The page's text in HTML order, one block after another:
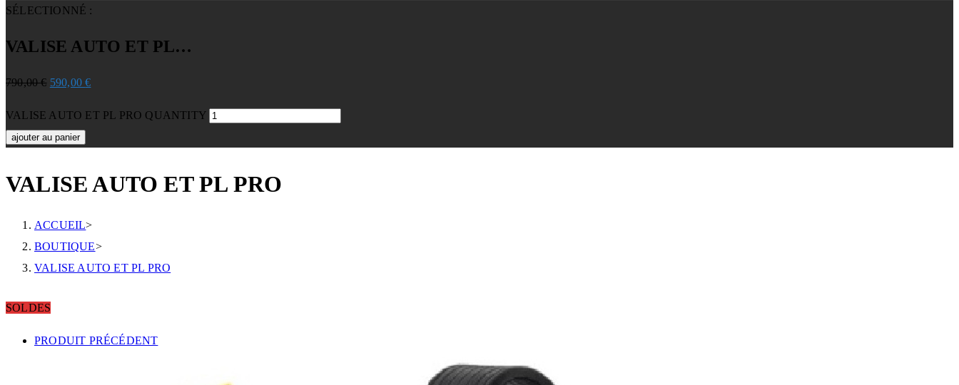
SÉLECTIONNÉ :
VALISE AUTO ET PL…
790,00€ 590,00€
VALISE AUTO ET PL PRO QUANTITY
ajouter au panier
VALISE AUTO ET PL PRO
ACCUEIL>
BOUTIQUE>
VALISE AUTO ET PL PRO
SOLDES
PRODUIT PRÉCÉDENT